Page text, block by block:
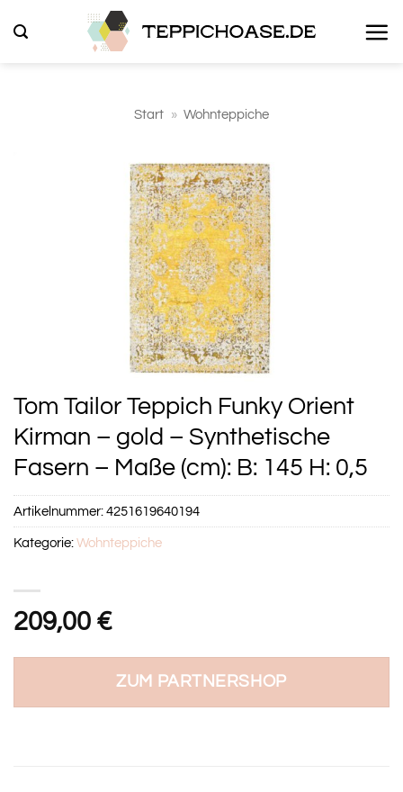
Inhalt
Start » Wohnteppiche
Tom Tailor Teppich Funky Orient
Kirman – gold – Synthetische
Fasern – Maße (cm): B: 145 H: 0,5
209,00 €
ZUM PARTNERSHOP
Artikelnummer:4251619640194
Kategorie:Wohnteppiche